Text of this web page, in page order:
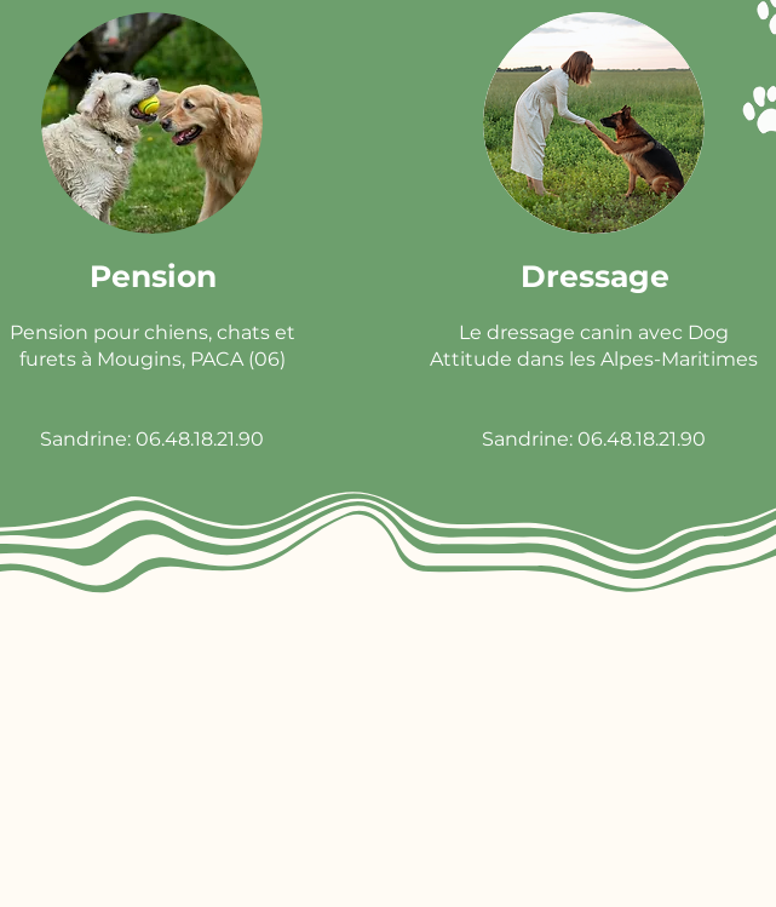
Pension
Pension pour chiens, chats et
furets à Mougins, PACA (06)
Sandrine: 06.48.18.21.90
Dressage
Le dressage canin avec Dog
Attitude dans les Alpes-Maritimes
Sandrine: 06.48.18.21.90